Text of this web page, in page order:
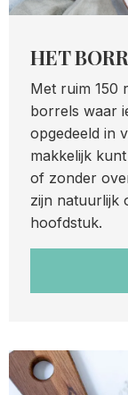
HET
Met ruim 150
borrels waar
opgedeeld in
makkelijk
of zonder
zijn natuurlijk
hoofdstuk.